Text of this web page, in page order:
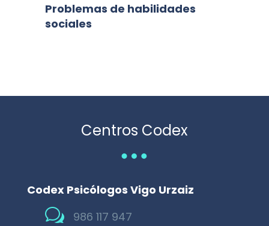
Problemas de habilidades
sociales
Centros Codex
…
Codex Psicólogos Vigo Urzaiz
w 986 117 947